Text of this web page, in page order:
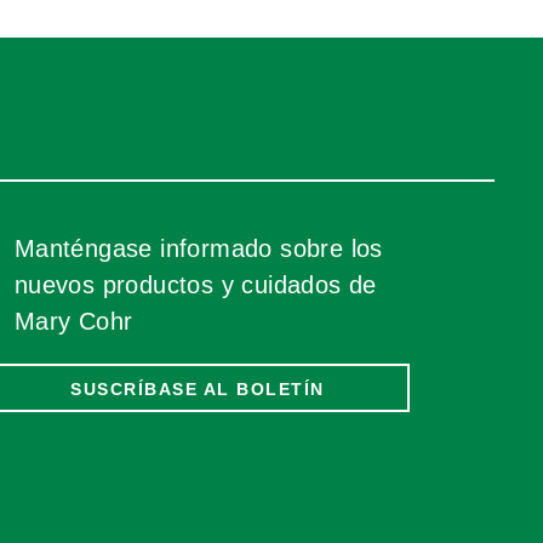
Manténgase informado sobre los
nuevos productos y cuidados de
Mary Cohr
SUSCRÍBASE AL BOLETÍN